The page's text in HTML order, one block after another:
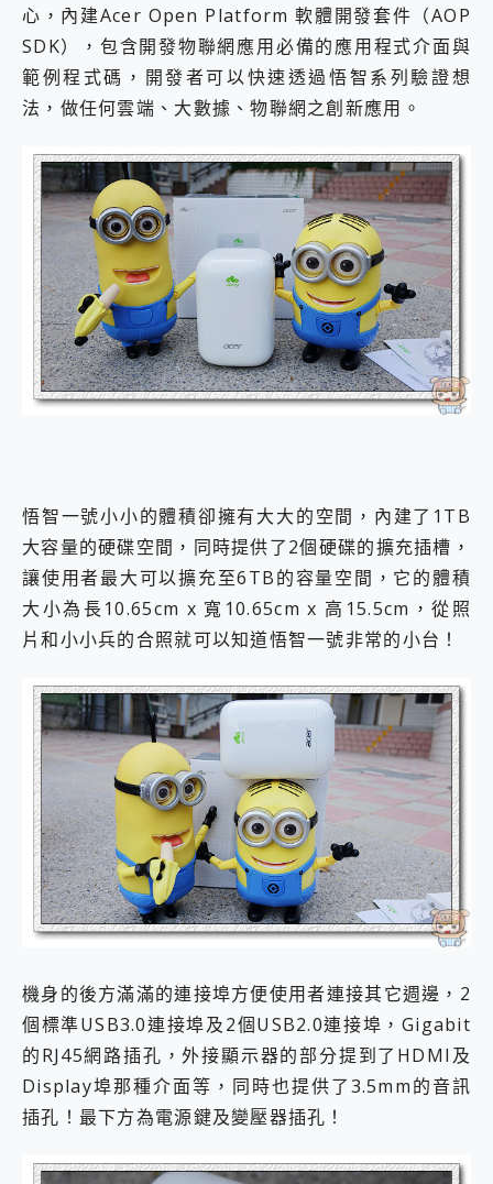
心，內建Acer Open Platform 軟體開發套件（AOP
SDK），包含開發物聯網應用必備的應用程式介面與
範例程式碼，開發者可以快速透過悟智系列驗證想
法，做任何雲端、大數據、物聯網之創新應用。
悟智一號小小的體積卻擁有大大的空間，內建了1TB
大容量的硬碟空間，同時提供了2個硬碟的擴充插槽，
讓使用者最大可以擴充至6TB的容量空間，它的體積
大小為長10.65cm x 寬10.65cm x 高15.5cm，從照
片和小小兵的合照就可以知道悟智一號非常的小台！
機身的後方滿滿的連接埠方便使用者連接其它週邊，2
個標準USB3.0連接埠及2個USB2.0連接埠，Gigabit
的RJ45網路插孔，外接顯示器的部分提到了HDMI及
Display埠那種介面等，同時也提供了3.5mm的音訊
插孔！最下方為電源鍵及變壓器插孔！